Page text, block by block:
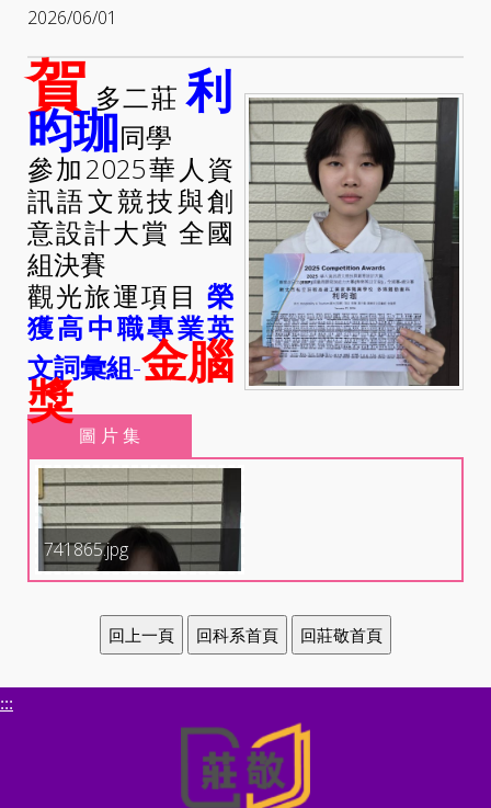
2026/06/01
賀多二莊利
昀珈同學
參加2025華人資
訊語文競技與創
意設計大賞 全國
組決賽
觀光旅運項目 榮
獲高中職專業英
文詞彙組-金腦
獎
圖 片 集
741865.jpg
:::